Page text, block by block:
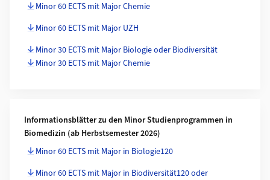
Minor 60 ECTS mit Major Chemie
Minor 60 ECTS mit Major UZH
Minor 30 ECTS mit Major Biologie oder Biodiversität
Minor 30 ECTS mit Major Chemie
Informationsblätter zu den Minor Studienprogrammen in
Biomedizin (ab Herbstsemester 2026)
Minor 60 ECTS mit Major in Biologie120
Minor 60 ECTS mit Major in Biodiversität120 oder